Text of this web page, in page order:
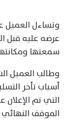
وتساءل العميل
عرضه عليه قبل
سمعتها
وطالب العميل
أسباب تأخر
التي تم الإعلان
الموقف النهائي